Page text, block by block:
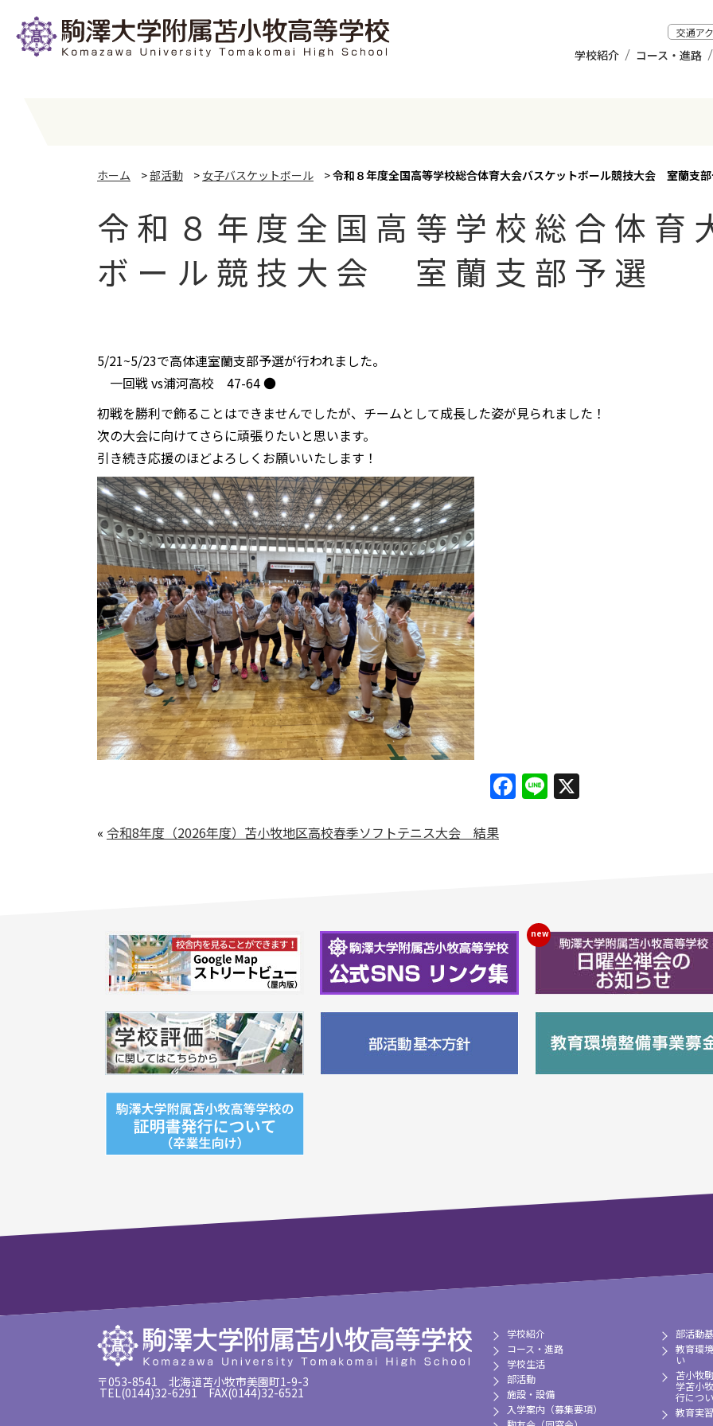
交通ア
学校紹介 コース・進路
ホーム >部活動 > 女子バスケットボール >令和８年度全国高等学校総合体育大会バスケットボール競技大会 室蘭支
令和８年度全国高等学校総合体育
ボール競技大会 室蘭支部予選
5/21~5/23で高体連室蘭支部予選が行われました。
一回戦 vs浦河高校 47-64 ●
初戦を勝利で飾ることはできませんでしたが、チームとして成長した姿が見られました！
次の大会に向けてさらに頑張りたいと思います。
引き続き応援のほどよろしくお願いいたします！
Facebook
Line
« 令和8年度（2026年度）苫小牧地区高校春季ソフトテニス大会 結果
〒053-8541 北海道苫小牧市美園町1-9-3
TEL(0144)32-6291 FAX(0144)32-6521
学校紹介
コース・進路
学校生活
部活動
施設・設備
入学案内（募集要項）
部活動
教育環
い
苫小牧
学苫小
行につ
教育実